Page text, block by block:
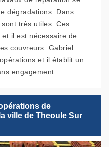
dégradations. Dans
très utiles. Ces
il est nécessaire de
couvreurs. Gabriel
et il établit un
engagement.
de
ville de Theoule Sur